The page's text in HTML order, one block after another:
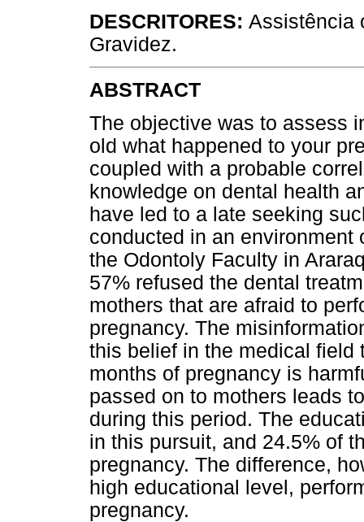
DESCRITORES: Assistência
Gravidez.
ABSTRACT
The objective was to assess
old what happened to your
coupled with a probable
knowledge on dental health
have led to a late seeking
conducted in an
the Odontoly Faculty in
57% refused the dental
mothers that are afraid to
pregnancy. The
this belief in the medical field
months of pregnancy is
passed on to mothers leads
during this period. The
in this pursuit, and 24.5% of
pregnancy. The difference,
high educational level,
pregnancy.